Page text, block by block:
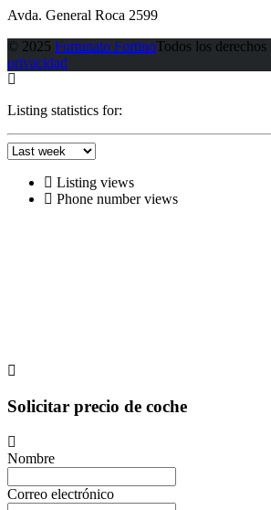
Avda. General Roca 2599
© 2025 Fortunato FortinoTodos los derechos
privacidad
Listing statistics for:
Listing views
Phone number views
Solicitar precio de coche
Nombre
Correo electrónico